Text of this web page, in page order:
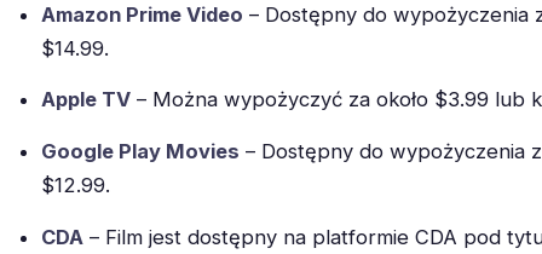
Amazon Prime Video – Dostępny do wypożyczenia
$14.99.
Apple TV – Można wypożyczyć za około $3.99 lub
Google Play Movies – Dostępny do wypożyczenia
$12.99.
CDA – Film jest dostępny na platformie CDA pod